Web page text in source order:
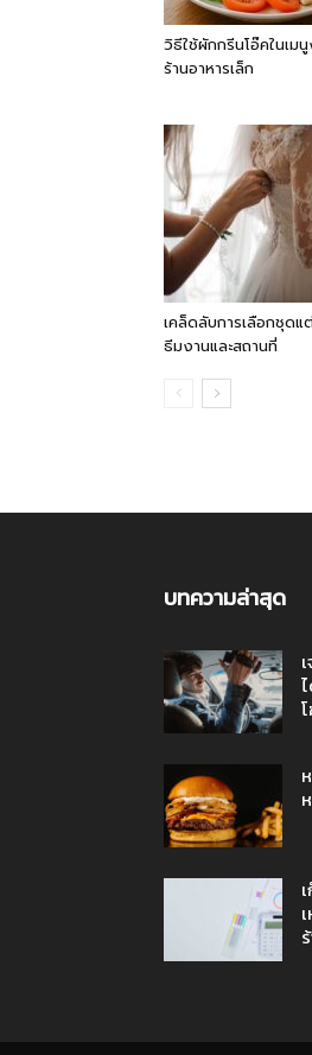
วิธีใช้ผักกรีนโอ๊คในเม
ร้านอาหารเล็ก
เคล็ดลับการเลือกชุดแ
ธีมงานและสถานที่
บทความล่าสุด